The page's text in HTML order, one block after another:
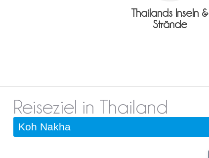
Thailands Inseln &
Strände
Reiseziel in Thailand